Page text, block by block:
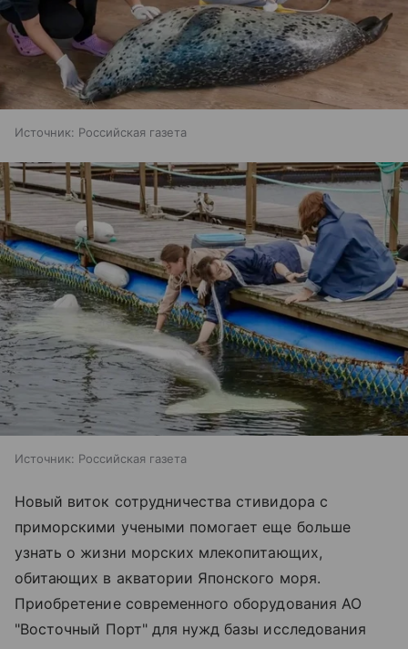
Источник: Российская газета
Источник: Российская газета
Новый виток сотрудничества стивидора с
приморскими учеными помогает еще больше
узнать о жизни морских млекопитающих,
обитающих в акватории Японского моря.
Приобретение современного оборудования АО
"Восточный Порт" для нужд базы исследования